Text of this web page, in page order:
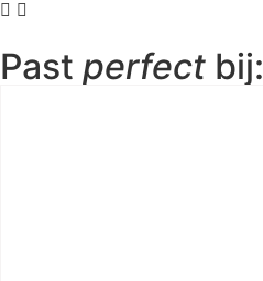
Past perfect bij: